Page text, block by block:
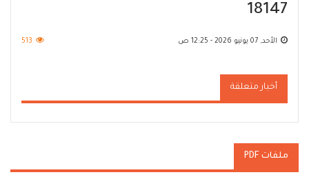
18147
الأحد, 07 يونيو 2026 - 12:25 ص 513
أخبار متعلقة
ملفات PDF